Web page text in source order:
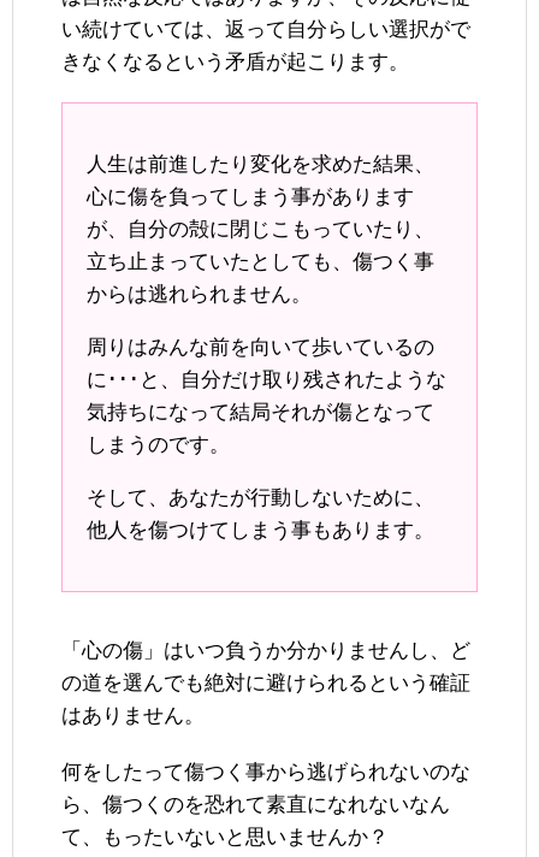
い続けていては、返って自分らしい選択がで
きなくなるという矛盾が起こります。
人生は前進したり変化を求めた結果、
心に傷を負ってしまう事があります
が、自分の殻に閉じこもっていたり、
立ち止まっていたとしても、傷つく事
からは逃れられません。
周りはみんな前を向いて歩いているの
に･･･と、自分だけ取り残されたような
気持ちになって結局それが傷となって
しまうのです。
そして、あなたが行動しないために、
他人を傷つけてしまう事もあります。
「心の傷」はいつ負うか分かりませんし、ど
の道を選んでも絶対に避けられるという確証
はありません。
何をしたって傷つく事から逃げられないのな
ら、傷つくのを恐れて素直になれないなん
て、もったいないと思いませんか？